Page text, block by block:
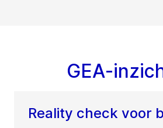
GEA-
Reality check voor